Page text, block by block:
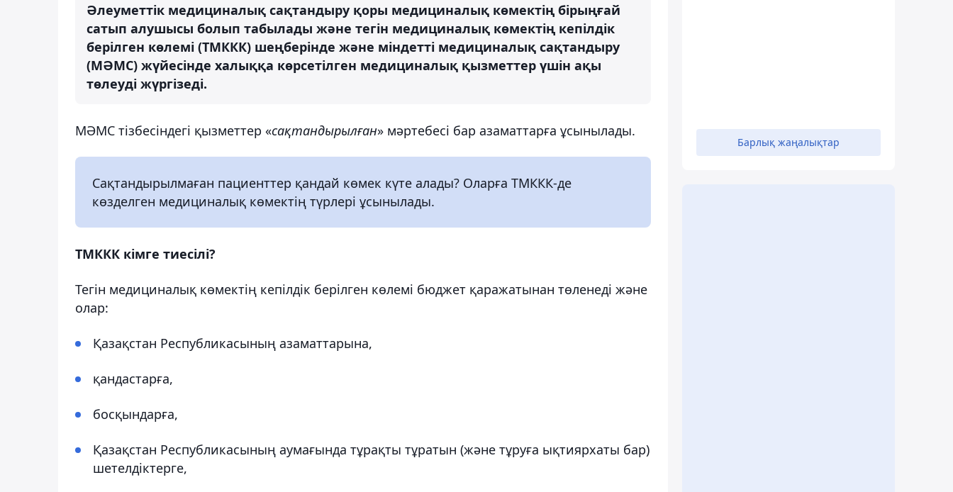
Әлеуметтік медициналық сақтандыру қоры медициналық көмектің бірыңғай
сатып алушысы болып табылады және тегін медициналық көмектің кепілдік
берілген көлемі (ТМККК) шеңберінде және міндетті медициналық сақтандыру
(МӘМС) жүйесінде халыққа көрсетілген медициналық қызметтер үшін ақы
төлеуді жүргізеді.
МӘМС тізбесіндегі қызметтер «сақтандырылған» мәртебесі бар азаматтарға ұсынылады.
Сақтандырылмаған пациенттер қандай көмек күте алады? Оларға ТМККК-де
көзделген медициналық көмектің түрлері ұсынылады.
ТМККК кімге тиесілі?
Тегін медициналық көмектің кепілдік берілген көлемі бюджет қаражатынан төленеді және
олар:
Қазақстан Республикасының азаматтарына,
қандастарға,
босқындарға,
Қазақстан Республикасының аумағында тұрақты тұратын (және тұруға ықтиярхаты бар)
шетелдіктерге,
Барлық жаңалықтар